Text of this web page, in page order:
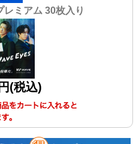
レミアム 30枚入り
(税込)